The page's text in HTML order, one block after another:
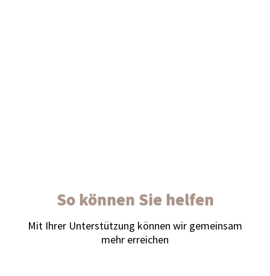
So können Sie helfen
Mit Ihrer Unter­stüt­zung kön­nen wir gemein­sam
mehr errei­chen